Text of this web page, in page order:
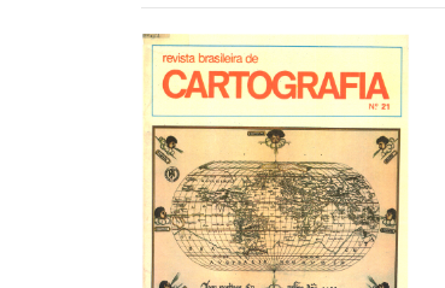
Barra
lateral
de
artigos